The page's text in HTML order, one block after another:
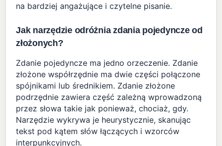
na bardziej angażujące i czytelne pisanie.
Jak narzędzie odróżnia zdania pojedyncze od
złożonych?
Zdanie pojedyncze ma jedno orzeczenie. Zdanie
złożone współrzędnie ma dwie części połączone
spójnikami lub średnikiem. Zdanie złożone
podrzędnie zawiera część zależną wprowadzoną
przez słowa takie jak ponieważ, chociaż, gdy.
Narzędzie wykrywa je heurystycznie, skanując
tekst pod kątem słów łączących i wzorców
interpunkcyjnych.